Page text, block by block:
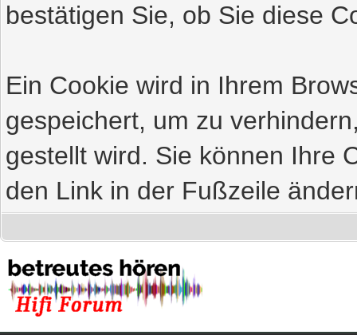
bestätigen Sie, ob Sie diese
Ein Cookie wird in Ihrem
gespeichert, um zu
gestellt wird. Sie können Ihre
den Link in der Fußzeile